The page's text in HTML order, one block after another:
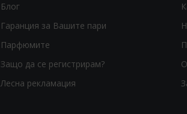
Блог
Гаранция за Вашите пари
Парфюмите
Защо да се регистрирам?
Лесна рекламация